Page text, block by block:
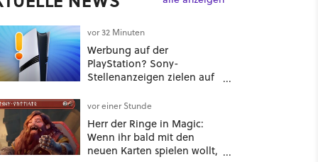
vor 32 Minuten
Werbung auf der
PlayStation? Sony-
Stellenanzeigen zielen auf
Mobilfunk
vor einer Stunde
Herr der Ringe in Magic:
Wenn ihr bald mit den
neuen Karten spielen wollt,